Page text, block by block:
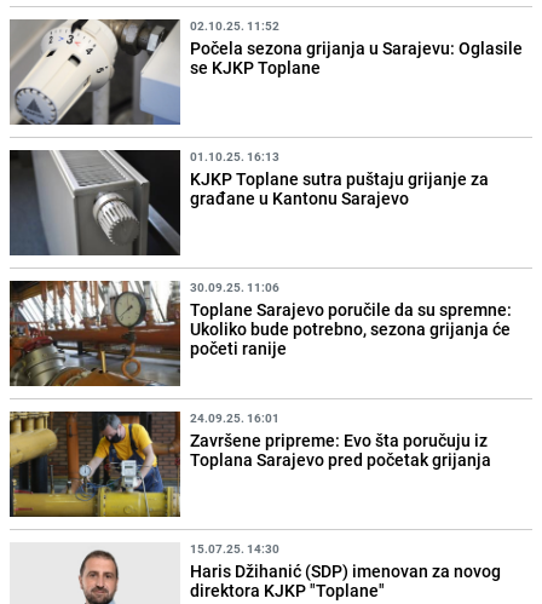
02.10.25. 11:52
Počela sezona grijanja u Sarajevu: Oglasile
se KJKP Toplane
01.10.25. 16:13
KJKP Toplane sutra puštaju grijanje za
građane u Kantonu Sarajevo
30.09.25. 11:06
Toplane Sarajevo poručile da su spremne:
Ukoliko bude potrebno, sezona grijanja će
početi ranije
24.09.25. 16:01
Završene pripreme: Evo šta poručuju iz
Toplana Sarajevo pred početak grijanja
15.07.25. 14:30
Haris Džihanić (SDP) imenovan za novog
direktora KJKP "Toplane"